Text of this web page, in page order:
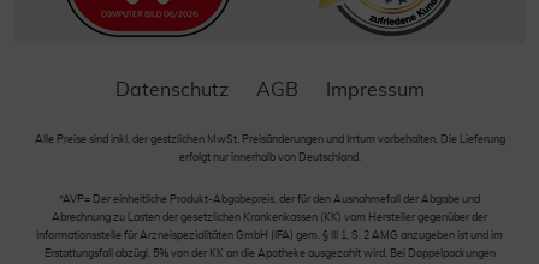
Datenschutz AGB Impressum
Alle Preise sind inkl. der gestzlichen MwSt. Preisänderungen und Irrtum vorbehalten. Die Lieferung
erfolgt nur innerhalb von Deutschland.
*AVP= Der einheitliche Produkt-Abgabepreis, der für den Ausnahmefall der Abgabe und
Abrechnung zu Lasten der gesetzlichen Krankenkassen (KK) vom Hersteller gegenüber der
Informationsstelle für Arzneispezialitäten GmbH (IFA) gem. § III 1, S. 2 AMG anzugeben ist und im
Erstattungsfall abzügl. 5% von der KK an die Apotheke ausgezahlt wird. Bei Doppelpackungen